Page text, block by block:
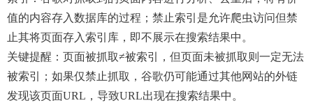
值的内容存入数据库的过程；禁止索引是允许爬虫访问但禁
止其将页面存入索引库，即不展示在搜索结果中。
关键提醒：页面被抓取≠被索引，但页面未被抓取则一定无法
被索引；如果仅禁止抓取，谷歌仍可能通过其他网站的外链
发现该页面URL，导致URL出现在搜索结果中。